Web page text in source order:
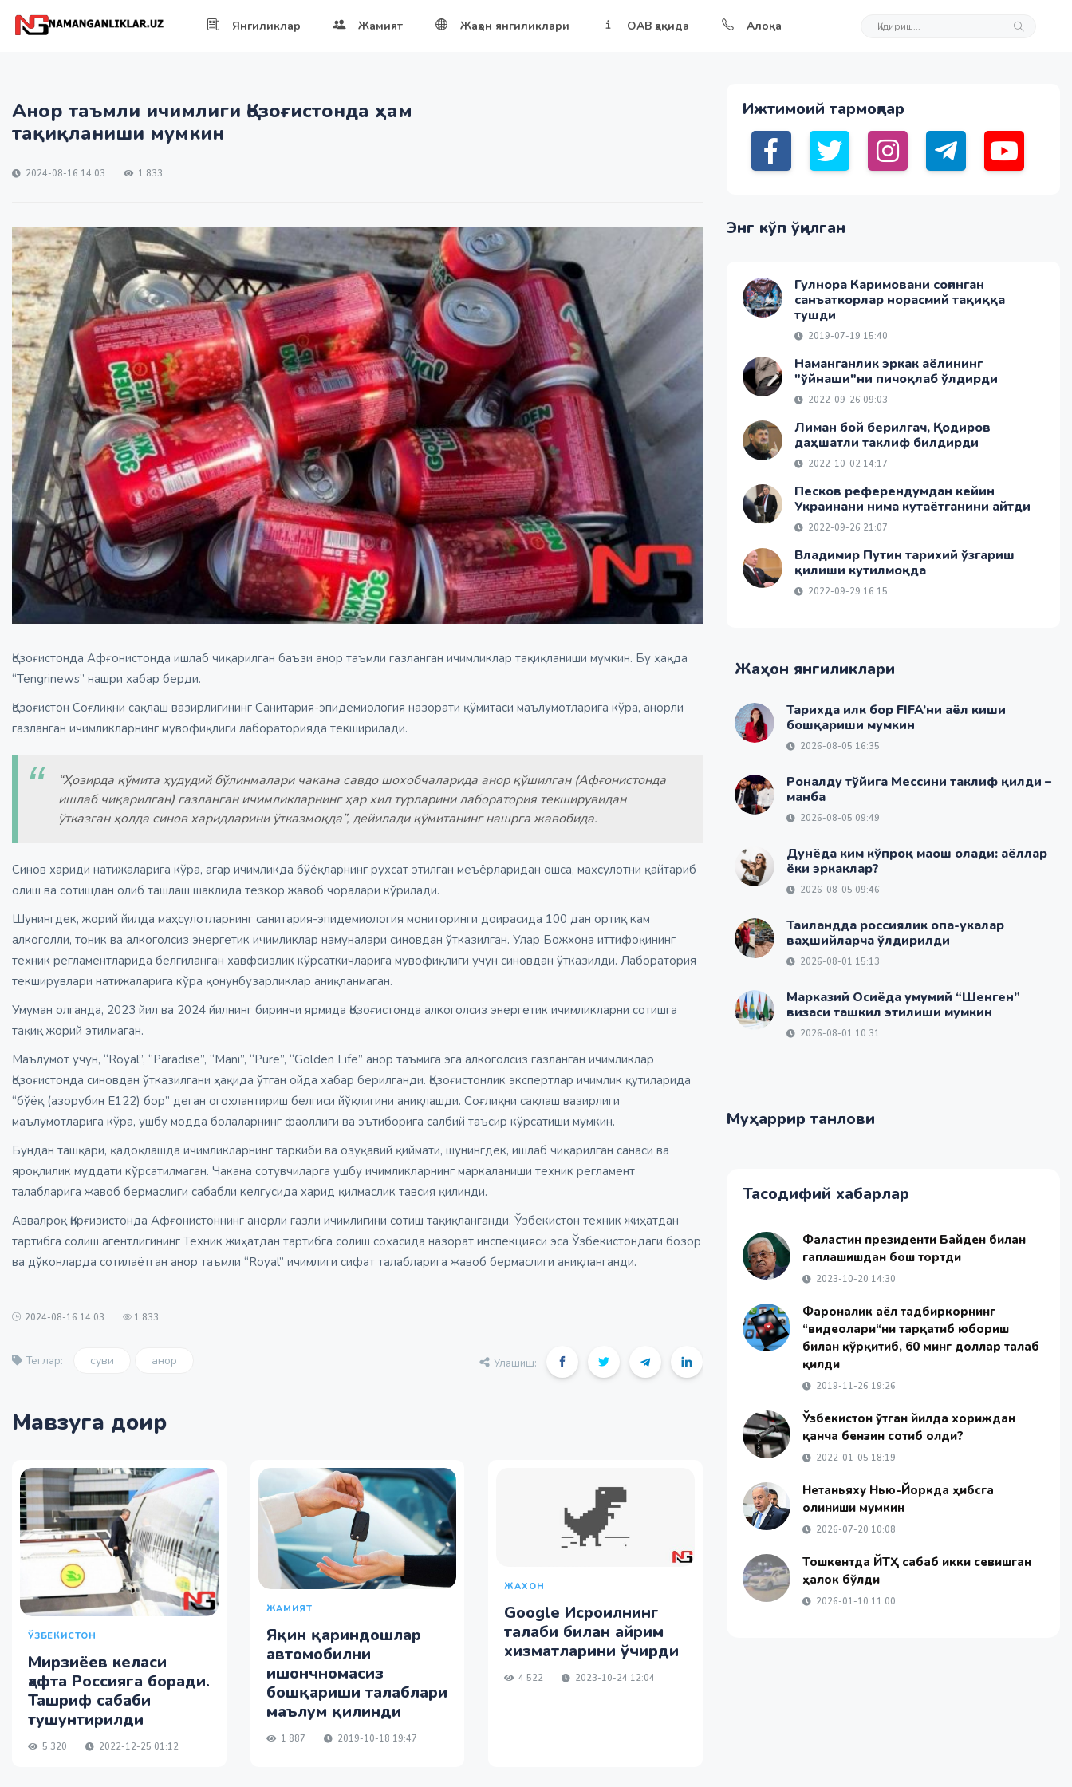
Янгиликлар Жамият Жаҳон янгиликлари ОАВ ҳақида Алоқа
Анор таъмли ичимлиги Қозоғистонда ҳам
тақиқланиши мумкин
2024-08-16 14:03 1 833
Қозоғистонда Афғонистонда ишлаб чиқарилган баъзи анор таъмли газланган ичимликлар тақиқланиши мумкин. Бу ҳақда
“Tengrinews” нашри хабар берди.
Қозоғистон Соғлиқни сақлаш вазирлигининг Санитария-эпидемиология назорати қўмитаси маълумотларига кўра, анорли
газланган ичимликларнинг мувофиқлиги лабораторияда текширилади.
“Ҳозирда қўмита ҳудудий бўлинмалари чакана савдо шохобчаларида анор қўшилган (Афғонистонда
ишлаб чиқарилган) газланган ичимликларнинг ҳар хил турларини лаборатория текширувидан
ўтказган ҳолда синов харидларини ўтказмоқда”, дейилади қўмитанинг нашрга жавобида.
Синов хариди натижаларига кўра, агар ичимликда бўёқларнинг рухсат этилган меъёрларидан ошса, маҳсулотни қайтариб
олиш ва сотишдан олиб ташлаш шаклида тезкор жавоб чоралари кўрилади.
Шунингдек, жорий йилда маҳсулотларнинг санитария-эпидемиология мониторинги доирасида 100 дан ортиқ кам
алкоголли, тоник ва алкоголсиз энергетик ичимликлар намуналари синовдан ўтказилган. Улар Божхона иттифоқининг
техник регламентларида белгиланган хавфсизлик кўрсаткичларига мувофиқлиги учун синовдан ўтказилди. Лаборатория
текширувлари натижаларига кўра қонунбузарликлар аниқланмаган.
Умуман олганда, 2023 йил ва 2024 йилнинг биринчи ярмида Қозоғистонда алкоголсиз энергетик ичимликларни сотишга
тақиқ жорий этилмаган.
Маълумот учун, “Royal”, “Paradise”, “Mani”, “Pure”, “Golden Life” анор таъмига эга алкоголсиз газланган ичимликлар
Қозоғистонда синовдан ўтказилгани ҳақида ўтган ойда хабар берилганди. Қозоғистонлик экспертлар ичимлик қутиларида
“бўёқ (азорубин E122) бор” деган огоҳлантириш белгиси йўқлигини аниқлашди. Соғлиқни сақлаш вазирлиги
маълумотларига кўра, ушбу модда болаларнинг фаоллиги ва эътиборига салбий таъсир кўрсатиши мумкин.
Бундан ташқари, қадоқлашда ичимликларнинг таркиби ва озуқавий қиймати, шунингдек, ишлаб чиқарилган санаси ва
яроқлилик муддати кўрсатилмаган. Чакана сотувчиларга ушбу ичимликларнинг маркаланиши техник регламент
талабларига жавоб бермаслиги сабабли келгусида харид қилмаслик тавсия қилинди.
Аввалроқ Қирғизистонда Афғонистоннинг анорли газли ичимлигини сотиш тақиқланганди. Ўзбекистон техник жиҳатдан
тартибга солиш агентлигининг Техник жиҳатдан тартибга солиш соҳасида назорат инспекцияси эса Ўзбекистондаги бозор
ва дўконларда сотилаётган анор таъмли “Royal” ичимлиги сифат талабларига жавоб бермаслиги аниқланганди.
2024-08-16 14:03 1 833
Теглар: суви анор Улашиш:
Мавзуга доир
ЎЗБЕКИСТОН
Мирзиёев келаси
ҳафта Россияга боради.
Ташриф сабаби
тушунтирилди
5 320 2022-12-25 01:12
ЖАМИЯТ
Яқин қариндошлар
автомобилни
ишончномасиз
бошқариши талаблари
маълум қилинди
1 887 2019-10-18 19:47
ЖАХОН
Google Исроилнинг
талаби билан айрим
хизматларини ўчирди
4 522 2023-10-24 12:04
Ижтимоий тармоқлар
Энг кўп ўқилган
Гулнора Каримовани соғинган
санъаткорлар норасмий тақиққа
тушди
2019-07-19 15:40
Наманганлик эркак аёлининг
"ўйнаши"ни пичоқлаб ўлдирди
2022-09-26 09:03
Лиман бой берилгач, Қодиров
даҳшатли таклиф билдирди
2022-10-02 14:17
Песков референдумдан кейин
Украинани нима кутаётганини айтди
2022-09-26 21:07
Владимир Путин тарихий ўзгариш
қилиши кутилмоқда
2022-09-29 16:15
Жаҳон янгиликлари
Тарихда илк бор FIFA’ни аёл киши
бошқариши мумкин
2026-08-05 16:35
Роналду тўйига Мессини таклиф қилди –
манба
2026-08-05 09:49
Дунёда ким кўпроқ маош олади: аёллар
ёки эркаклар?
2026-08-05 09:46
Таиландда россиялик опа-укалар
ваҳшийларча ўлдирилди
2026-08-01 15:13
Марказий Осиёда умумий “Шенген”
визаси ташкил этилиши мумкин
2026-08-01 10:31
Муҳаррир танлови
Тасодифий хабарлар
Фаластин президенти Байден билан
гаплашишдан бош тортди
2023-10-20 14:30
Фарғоналик аёл тадбиркорнинг
“видеолари“ни тарқатиб юбориш
билан қўрқитиб, 60 минг доллар талаб
қилди
2019-11-26 19:26
Ўзбекистон ўтган йилда хориждан
қанча бензин сотиб олди?
2022-01-05 18:19
Нетаньяху Нью-Йоркда ҳибсга
олиниши мумкин
2026-07-20 10:08
Тошкентда ЙТҲ сабаб икки севишган
ҳалок бўлди
2026-01-10 11:00